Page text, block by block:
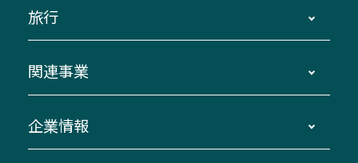
三重交通接近情報バスロケーションシステム
迂回・休止について
臨時バスについて
伊勢二見鳥羽周遊バスCANばす
「みえブルーライン」（三重大学病院直通バ
伊賀～名古屋
南紀～VISON～名古屋
湯の山温泉～名古屋
桑名・長島温泉・金城ふ頭駅～中部国際空港
（休止中）
貸切バスのご利用について
お問い合わせ
旅行
貸切バス団体旅行
美し国周遊ばす
関連事業
自家用自動車車両運行管理
企業情報